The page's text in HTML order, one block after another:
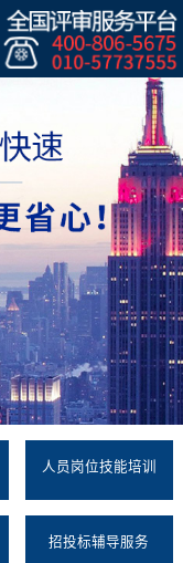
人员岗位技能培训
招投标辅导服务